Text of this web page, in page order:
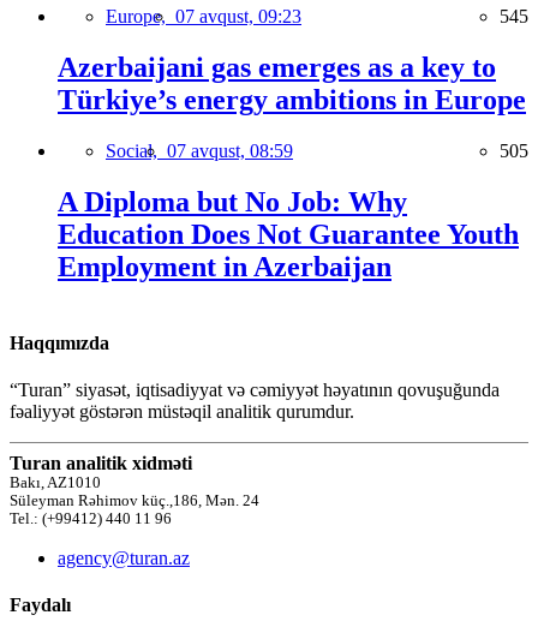
Europe, 07 avqust, 09:23 545
Azerbaijani gas emerges as a key to
Türkiye’s energy ambitions in Europe
Social, 07 avqust, 08:59 505
A Diploma but No Job: Why
Education Does Not Guarantee Youth
Employment in Azerbaijan
Haqqımızda
“Turan” siyasət, iqtisadiyyat və cəmiyyət həyatının qovuşuğunda
fəaliyyət göstərən müstəqil analitik qurumdur.
Turan analitik xidməti
Bakı, AZ1010
Süleyman Rəhimov küç.,186, Mən. 24
Tel.: (+99412) 440 11 96
agency@turan.az
Faydalı